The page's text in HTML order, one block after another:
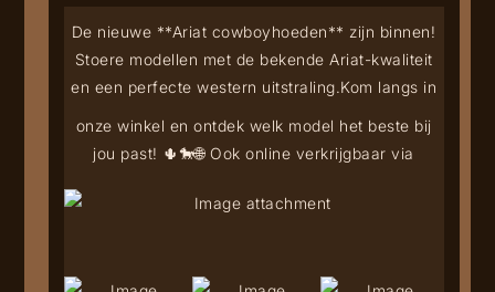
De nieuwe **Ariat cowboyhoeden** zijn binnen!
Stoere modellen met de bekende Ariat-kwaliteit
en een perfecte western uitstraling.Kom langs in
onze winkel en ontdek welk model het beste bij
jou past! 🌵🐎🌐 Ook online verkrijgbaar via